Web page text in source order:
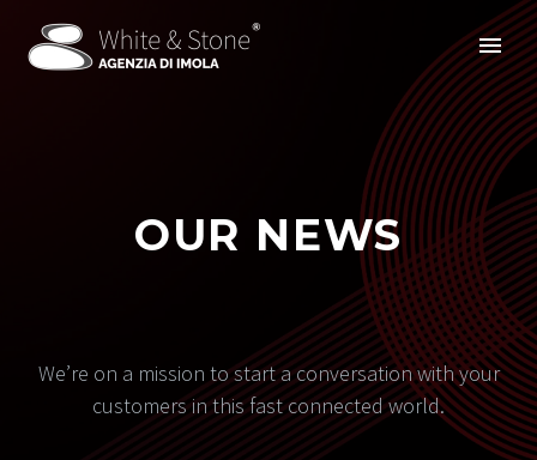
OUR NEWS
We’re on a mission to start a conversation with your
customers in this fast connected world.